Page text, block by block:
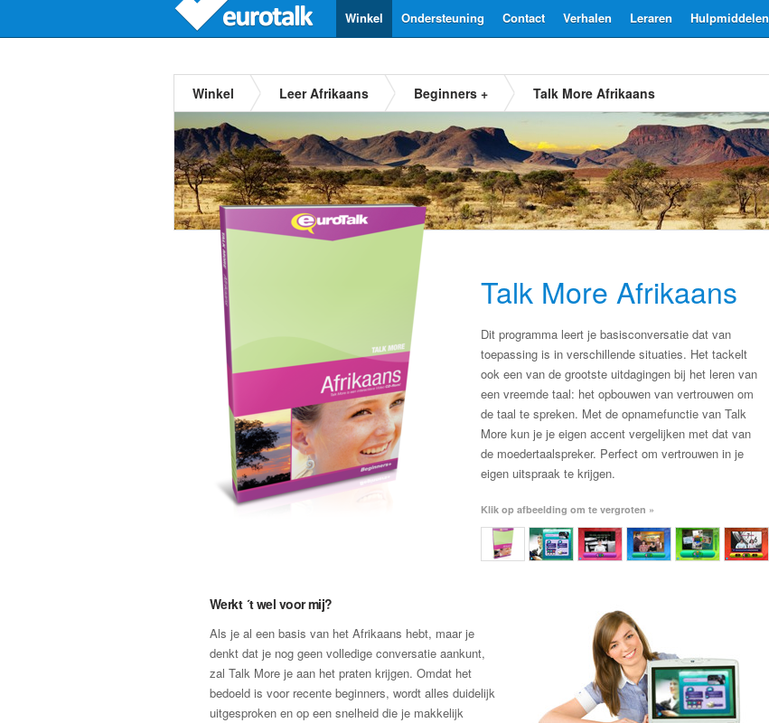
Hulpmiddelen
Leraren
Verhalen
Contact
Ondersteuning
Winkel
Winkel Leer Afrikaans Beginners + Talk More Afrikaans
Talk More Afrikaans
Dit programma leert je basisconversatie dat van
toepassing is in verschillende situaties. Het tackelt
ook een van de grootste uitdagingen bij het leren van
een vreemde taal: het opbouwen van vertrouwen om
de taal te spreken. Met de opnamefunctie van Talk
More kun je je eigen accent vergelijken met dat van
de moedertaalspreker. Perfect om vertrouwen in je
eigen uitspraak te krijgen.
Klik op afbeelding om te vergroten »
Werkt ´t wel voor mij?
Als je al een basis van het Afrikaans hebt, maar je
denkt dat je nog geen volledige conversatie aankunt,
zal Talk More je aan het praten krijgen. Omdat het
bedoeld is voor recente beginners, wordt alles duidelijk
uitgesproken en op een snelheid die je makkelijk